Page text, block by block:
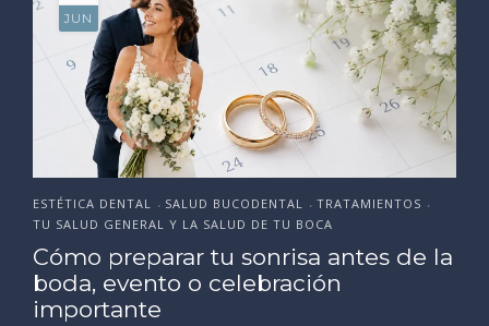
JUN
ESTÉTICA DENTAL • SALUD BUCODENTAL • TRATAMIENTOS •
TU SALUD GENERAL Y LA SALUD DE TU BOCA
Cómo preparar tu sonrisa antes de la
boda, evento o celebración
importante